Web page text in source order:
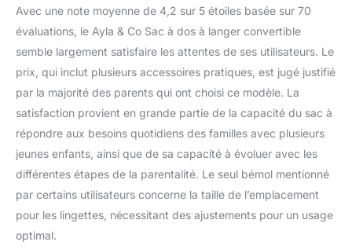
Avec une note moyenne de 4,2 sur 5 étoiles basée sur 70
évaluations, le Ayla & Co Sac à dos à langer convertible
semble largement satisfaire les attentes de ses utilisateurs. Le
prix, qui inclut plusieurs accessoires pratiques, est jugé justifié
par la majorité des parents qui ont choisi ce modèle. La
satisfaction provient en grande partie de la capacité du sac à
répondre aux besoins quotidiens des familles avec plusieurs
jeunes enfants, ainsi que de sa capacité à évoluer avec les
différentes étapes de la parentalité. Le seul bémol mentionné
par certains utilisateurs concerne la taille de l’emplacement
pour les lingettes, nécessitant des ajustements pour un usage
optimal.